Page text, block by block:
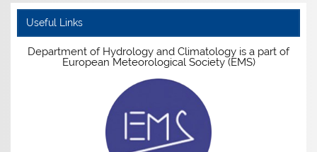
Useful Links
Department of Hydrology and Climatology is a part of
European Meteorological Society (EMS)